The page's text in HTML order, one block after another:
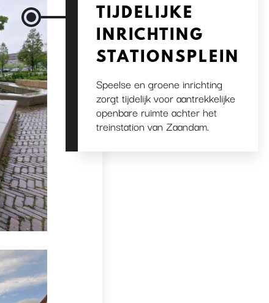
TIJDELIJKE
INRICHTING
STATIONSPLEIN
Speelse en groene inrichting
zorgt tijdelijk voor aantrekkelijke
openbare ruimte achter het
treinstation van Zaandam.